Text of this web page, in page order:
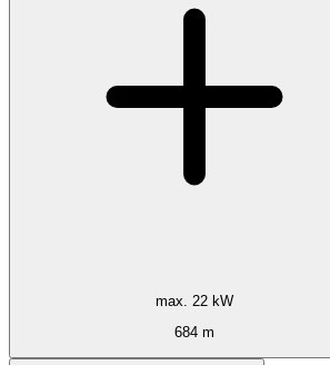
max. 22 kW
684 m